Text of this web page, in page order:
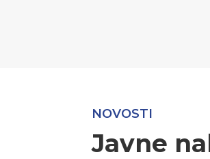
NOVOSTI
Javne